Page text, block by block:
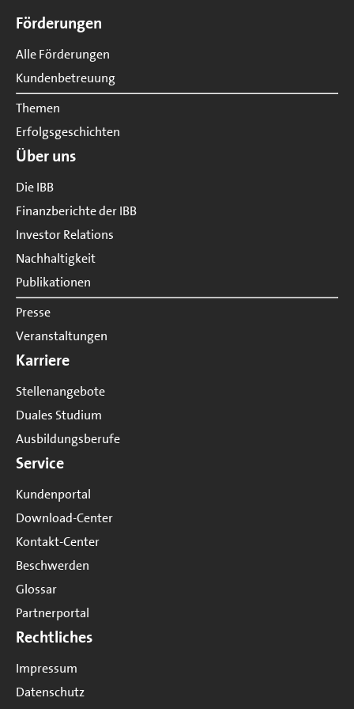
Förderungen
Alle Förderungen
Kundenbetreuung
Themen
Erfolgsgeschichten
Über uns
Die IBB
Finanzberichte der IBB
Investor Relations
Nachhaltigkeit
Publikationen
Presse
Veranstaltungen
Karriere
Stellenangebote
Duales Studium
Ausbildungsberufe
Service
Kundenportal
Download-Center
Kontakt-Center
Beschwerden
Glossar
Partnerportal
Rechtliches
Impressum
Datenschutz